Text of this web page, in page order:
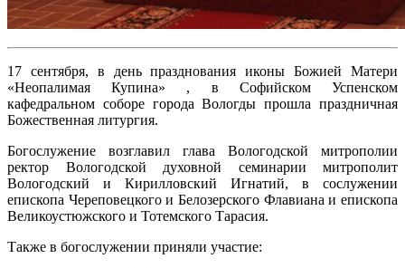
17 сентября, в день празднования иконы Божией Матери
«Неопалимая Купина» , в Софийском Успенском
кафедральном соборе города Вологды прошла праздничная
Божественная литургия.
Богослужение возглавил глава Вологодской митрополии
ректор Вологодской духовной семинарии митрополит
Вологодский и Кирилловский Игнатий, в сослужении
епископа Череповецкого и Белозерского Флавиана и епископа
Великоустюжского и Тотемского Тарасия.
Также в богослужении приняли участие: